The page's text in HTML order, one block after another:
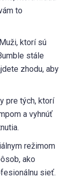
to
ktorí sú
stále
zhodu, aby
pre tých, ktorí
a vyhnúť
režimom
ako
sieť.